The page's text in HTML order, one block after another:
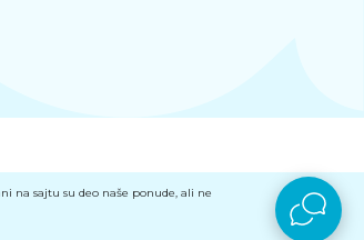
na sajtu su deo naše ponude, ali ne